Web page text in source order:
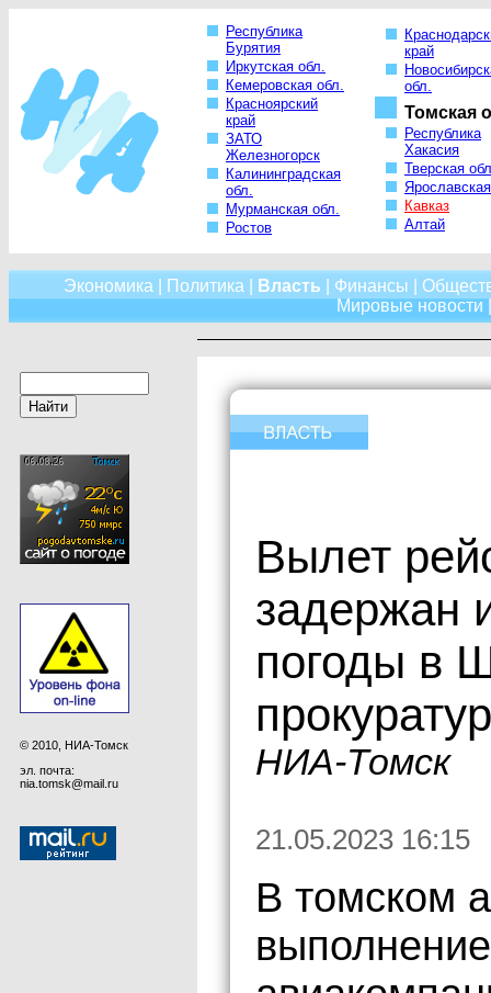
Республика
Бурятия
Иркутская обл.
Кемеровская обл.
Красноярский
край
ЗАТО
Железногорск
Калининградская
обл.
Мурманская обл.
Ростов
край
обл.
Томская
Республика
Хакасия
Тверская
Кавказ
Алтай
Экономика Политика Власть Финансы
Мировые новости
© 2010, НИА-Томск
эл. почта:
nia.tomsk@mail.ru
Вылет
задержан
погоды в
НИА-Томск
21.05.2023 16:15
В томском